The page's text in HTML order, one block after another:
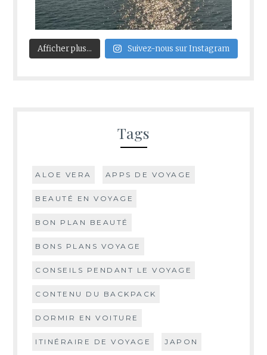
Afficher plus... Suivez-nous sur Instagram
Tags
ALOE VERA APPS DE VOYAGE
BEAUTÉ EN VOYAGE
BON PLAN BEAUTÉ
BONS PLANS VOYAGE
CONSEILS PENDANT LE VOYAGE
CONTENU DU BACKPACK
DORMIR EN VOITURE
ITINÉRAIRE DE VOYAGE JAPON